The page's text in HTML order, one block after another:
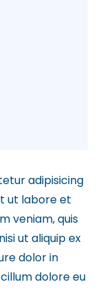
adipisicing
ut labore et
veniam, quis
ut aliquip ex
dolor in
dolore eu